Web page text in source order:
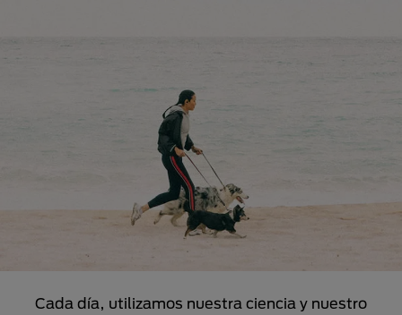
Cada día, utilizamos nuestra ciencia y nuestro